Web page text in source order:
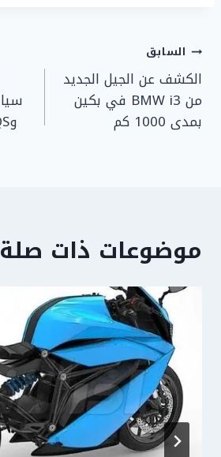
تصفّح
المقالات
السابق
الكشف عن الجيل الجديد
من BMW i3 في بكين
بمدى 1000 كم
موضوعات ذات صلة